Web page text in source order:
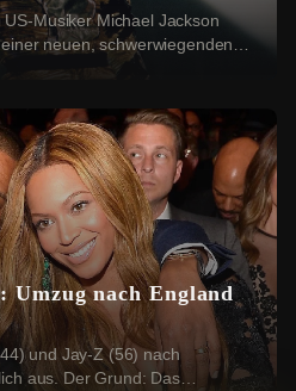
Musiker Michael Jackson
neuen, schwerwiegenden
Umzug nach England
und Jay-Z (56) nach
aus. Der Grund: Das